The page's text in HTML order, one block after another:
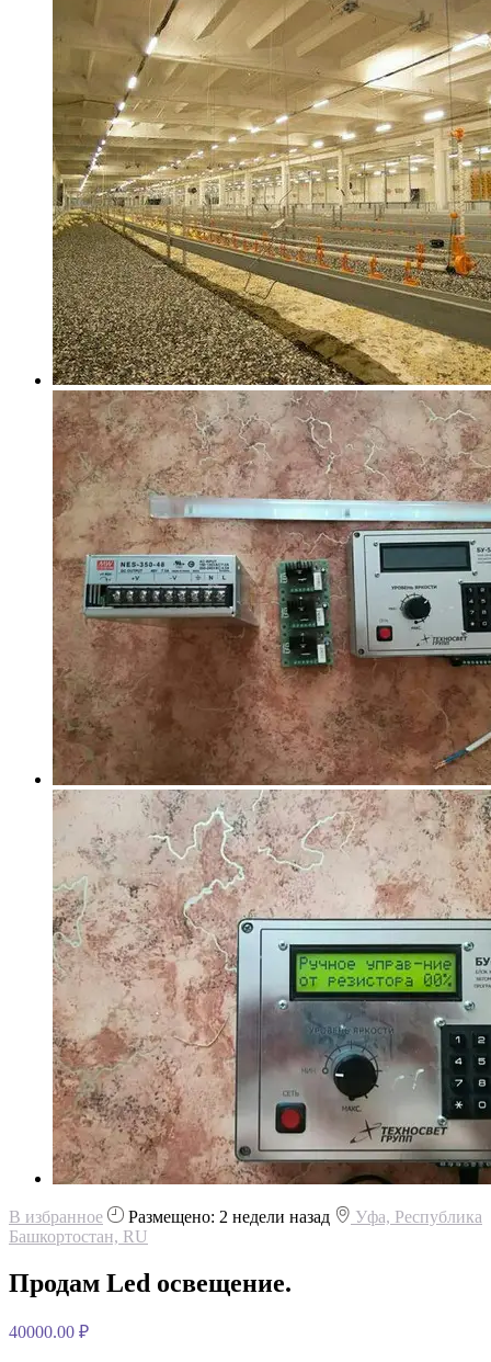
В избранное Размещено: 2 недели назад
Уфа, Республика
Башкортостан, RU
Продам Led освещение.
40000.00 ₽